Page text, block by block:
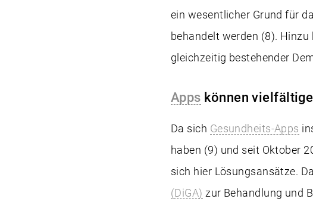
ein wesentlicher Grund für
behandelt werden (8).
gleichzeitig bestehender
Apps können
Da sich Gesundheits-Apps
haben (9) und seit Oktober
sich hier Lösungsansätze.
(DiGA) zur Behandlung und